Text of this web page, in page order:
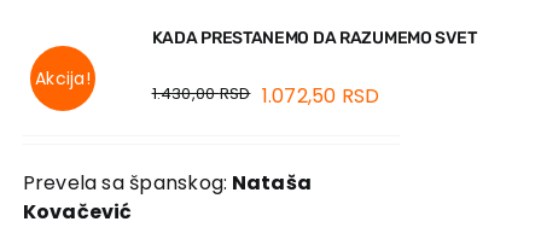
Akcija!
KADA PRESTANEMO DA RAZUMEMO SVET
1.430,00RSD 1.072,50 RSD
Prevela sa španskog: Nataša
Kovačević